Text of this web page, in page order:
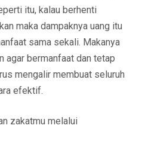
itu, kalau berhenti
maka dampaknya uang itu
sama sekali. Makanya
agar bermanfaat dan tetap
mengalir membuat seluruh
efektif.
zakatmu melalui